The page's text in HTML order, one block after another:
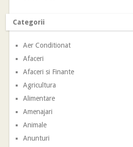
Categorii
Aer Conditionat
Afaceri
Afaceri si Finante
Agricultura
Alimentare
Amenajari
Animale
Anunturi